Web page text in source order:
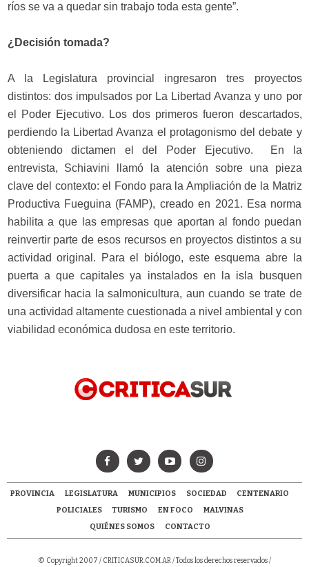
ríos se va a quedar sin trabajo toda esta gente”.
¿Decisión tomada?
A la Legislatura provincial ingresaron tres proyectos
distintos: dos impulsados por La Libertad Avanza y uno por
el Poder Ejecutivo. Los dos primeros fueron descartados,
perdiendo la Libertad Avanza el protagonismo del debate y
obteniendo dictamen el del Poder Ejecutivo. En la
entrevista, Schiavini llamó la atención sobre una pieza
clave del contexto: el Fondo para la Ampliación de la Matriz
Productiva Fueguina (FAMP), creado en 2021. Esa norma
habilita a que las empresas que aportan al fondo puedan
reinvertir parte de esos recursos en proyectos distintos a su
actividad original. Para el biólogo, este esquema abre la
puerta a que capitales ya instalados en la isla busquen
diversificar hacia la salmonicultura, aun cuando se trate de
una actividad altamente cuestionada a nivel ambiental y con
viabilidad económica dudosa en este territorio.
PROVINCIA LEGISLATURA MUNICIPIOS SOCIEDAD
CENTENARIO
POLICIALES
TURISMO EN FOCO
MALVINAS
QUIÉNES SOMOS
CONTACTO
© Copyright 2007 / CRITICASUR.COM.AR/ Todos los derechos reservados /